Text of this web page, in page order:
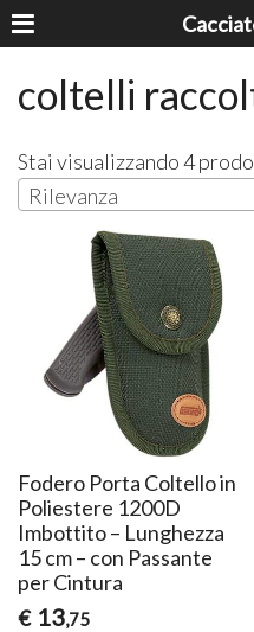
coltelli
Stai visualizzando 4
Rilevanza
Fodero Porta Coltello in
Poliestere 1200D
Imbottito – Lunghezza
15 cm – con Passante
per Cintura
€ 13,75